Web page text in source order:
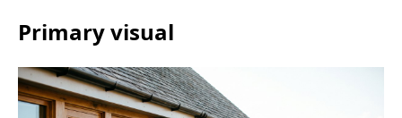
Primary visual